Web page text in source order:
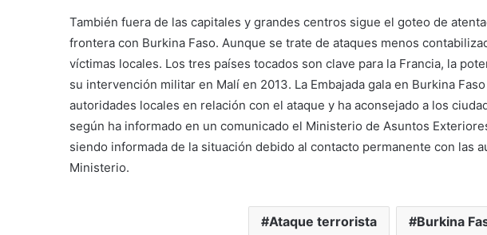
También fuera de las capitales y grandes centros sigue el goteo de
frontera con Burkina Faso. Aunque se trate de ataques menos
víctimas locales. Los tres países tocados son clave para la Francia, la
su intervención militar en Malí en 2013. La Embajada gala en Burkina
autoridades locales en relación con el ataque y ha aconsejado a los
según ha informado en un comunicado el Ministerio de Asuntos
siendo informada de la situación debido al contacto permanente con las
Ministerio.
Ataque terrorista Burkina